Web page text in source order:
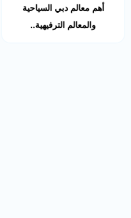
أهم معالم دبي السياحية
والمعالم الترفيهية..